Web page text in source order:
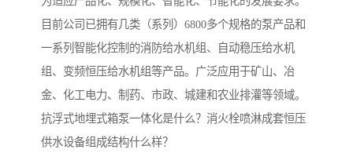
目前公司已拥有几类（系列）6800多个规格的泵产品和
一系列智能化控制的消防给水机组、自动稳压给水机
组、变频恒压给水机组等产品。广泛应用于矿山、冶
金、化工电力、制药、市政、城建和农业排灌等领域。
抗浮式地埋式箱泵一体化是什么？消火栓喷淋成套恒压
供水设备组成结构什么样？